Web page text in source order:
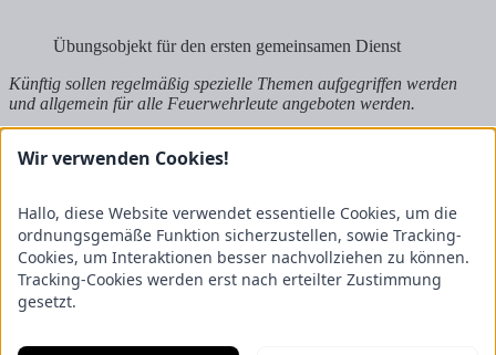
Übungsobjekt für den ersten gemeinsamen Dienst
Künftig sollen regelmäßig spezielle Themen aufgegriffen werden
und allgemein für alle Feuerwehrleute angeboten werden.
gelegentlich, wie ein solcher Dienst ankam.
Diensthabende Gruppenführerin:Sonja Heins
Verkehrssicherung Laternenlauf des TuS TisteAtemschutz
Quartalsübung in Vierden
Freiwillige Feuerwehr Tiste
Wir verwenden Cookies!
Hallo, diese Website verwendet essentielle Cookies, um die
ordnungsgemäße Funktion sicherzustellen, sowie Tracking-
Cookies, um Interaktionen besser nachvollziehen zu können.
Tracking-Cookies werden erst nach erteilter Zustimmung
gesetzt.